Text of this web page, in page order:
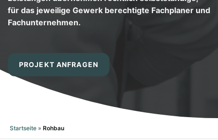
für das jeweilige Gewerk berechtigte Fachplaner und
Fachunternehmen.
PROJEKT ANFRAGEN
Startseite » Rohbau